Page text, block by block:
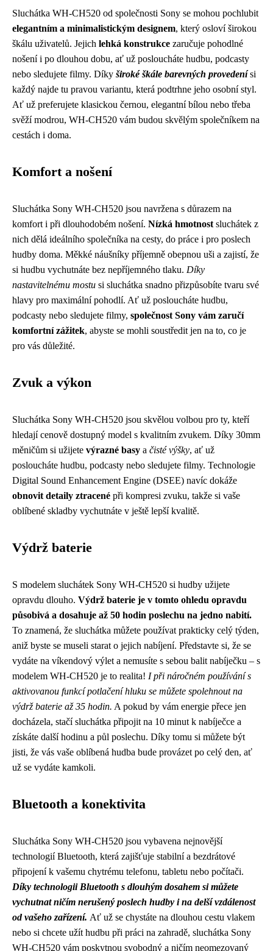
Sluchátka WH-CH520 od společnosti Sony se mohou pochlubit
elegantním a minimalistickým designem, který osloví širokou
škálu uživatelů. Jejich lehká konstrukce zaručuje pohodlné
nošení i po dlouhou dobu, ať už posloucháte hudbu, podcasty
nebo sledujete filmy. Díky široké škále barevných provedenísi
každý najde tu pravou variantu, která podtrhne jeho osobní styl.
Ať už preferujete klasickou černou, elegantní bílou nebo třeba
svěží modrou, WH-CH520 vám budou skvělým společníkem na
cestách i doma.
Komfort a nošení
Sluchátka Sony WH-CH520 jsou navržena s důrazem na
komfort i při dlouhodobém nošení. Nízká hmotnost sluchátek z
nich dělá ideálního společníka na cesty, do práce i pro poslech
hudby doma. Měkké náušníky příjemně obepnou uši a zajistí, že
si hudbu vychutnáte bez nepříjemného tlaku. Díky
nastavitelnému mostu si sluchátka snadno přizpůsobíte tvaru své
hlavy pro maximální pohodlí. Ať už posloucháte hudbu,
podcasty nebo sledujete filmy, společnost Sony vám zaručí
komfortní zážitek, abyste se mohli soustředit jen na to, co je
pro vás důležité.
Zvuk a výkon
Sluchátka Sony WH-CH520 jsou skvělou volbou pro ty, kteří
hledají cenově dostupný model s kvalitním zvukem. Díky 30mm
měničům si užijete výrazné basy a čisté výšky, ať už
posloucháte hudbu, podcasty nebo sledujete filmy. Technologie
Digital Sound Enhancement Engine (DSEE) navíc dokáže
obnovit detaily ztracené při kompresi zvuku, takže si vaše
oblíbené skladby vychutnáte v ještě lepší kvalitě.
Výdrž baterie
S modelem sluchátek Sony WH-CH520 si hudby užijete
opravdu dlouho. Výdrž baterie je v tomto ohledu opravdu
působivá a dosahuje až 50 hodin poslechu na jedno nabití.
To znamená, že sluchátka můžete používat prakticky celý týden,
aniž byste se museli starat o jejich nabíjení. Představte si, že se
vydáte na víkendový výlet a nemusíte s sebou balit nabíječku – s
modelem WH-CH520 je to realita! I při náročném používání s
aktivovanou funkcí potlačení hluku se můžete spolehnout na
výdrž baterie až 35 hodin. A pokud by vám energie přece jen
docházela, stačí sluchátka připojit na 10 minut k nabíječce a
získáte další hodinu a půl poslechu. Díky tomu si můžete být
jisti, že vás vaše oblíbená hudba bude provázet po celý den, ať
už se vydáte kamkoli.
Bluetooth a konektivita
Sluchátka Sony WH-CH520 jsou vybavena nejnovější
technologií Bluetooth, která zajišťuje stabilní a bezdrátové
připojení k vašemu chytrému telefonu, tabletu nebo počítači.
Díky technologii Bluetooth s dlouhým dosahem si můžete
vychutnat ničím nerušený poslech hudby i na delší vzdálenost
od vašeho zařízení. Ať už se chystáte na dlouhou cestu vlakem
nebo si chcete užít hudbu při práci na zahradě, sluchátka Sony
WH-CH520 vám poskytnou svobodný a ničím neomezovaný